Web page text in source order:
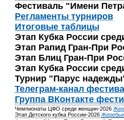
Фестиваль "Имени
Регламенты турниров
Итоговые таблицы
Этап Кубка России
Этап Рапид Гран-При
Этап Блиц Гран-При
Этап Кубка России
Турнир "Парус
Телеграм-канал
Группа ВКонтакте
Чемпионаты ЦФО среди женщин-2026
Этап Детского кубка России-2026